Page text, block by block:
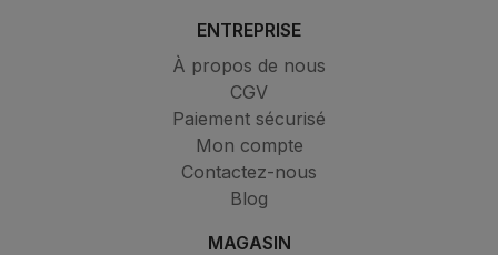
ENTREPRISE
À propos de nous
CGV
Paiement sécurisé
Mon compte
Contactez-nous
Blog
MAGASIN